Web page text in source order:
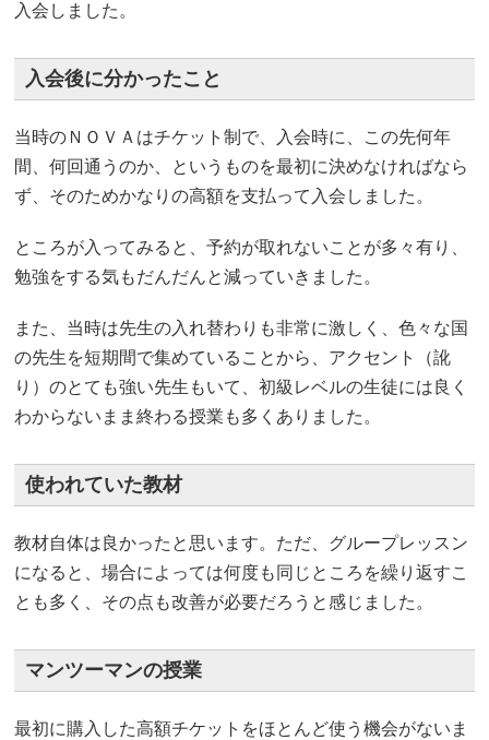
入会しました。
入会後に分かったこと
当時のＮＯＶＡはチケット制で、入会時に、この先何年
間、何回通うのか、というものを最初に決めなければなら
ず、そのためかなりの高額を支払って入会しました。
ところが入ってみると、予約が取れないことが多々有り、
勉強をする気もだんだんと減っていきました。
また、当時は先生の入れ替わりも非常に激しく、色々な国
の先生を短期間で集めていることから、アクセント（訛
り）のとても強い先生もいて、初級レベルの生徒には良く
わからないまま終わる授業も多くありました。
使われていた教材
教材自体は良かったと思います。ただ、グループレッスン
になると、場合によっては何度も同じところを繰り返すこ
とも多く、その点も改善が必要だろうと感じました。
マンツーマンの授業
最初に購入した高額チケットをほとんど使う機会がないま